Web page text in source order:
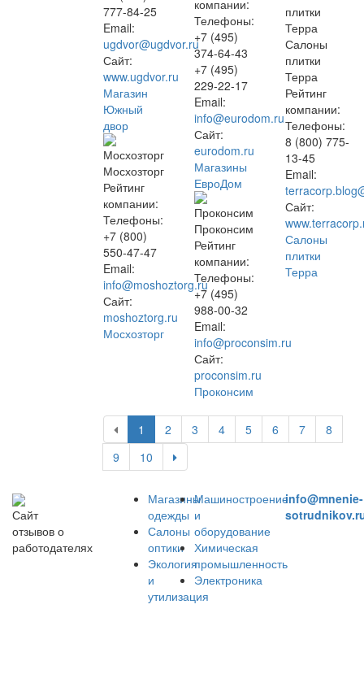
777-84-25
Email:
ugdvor@ugdvor.ru
Сайт:
www.ugdvor.ru
Магазин
Южный
двор
Мосхозторг
Рейтинг
компании:
Телефоны:
+7 (800)
550-47-47
Email:
info@moshoztorg.ru
Сайт:
moshoztorg.ru
Мосхозторг
компании:
Телефоны:
+7 (495)
374-64-43
+7 (495)
229-22-17
Email:
info@eurodom.ru
Сайт:
eurodom.ru
Магазины
ЕвроДом
Проконсим
Рейтинг
компании:
Телефоны:
+7 (495)
988-00-32
Email:
info@proconsim.ru
Сайт:
proconsim.ru
Проконсим
Салоны
плитки
Терра
Рейтинг
компании:
Телефоны:
8 (800) 775-
13-45
Email:
Сайт:
Салоны
плитки
Терра
1 2 3 4 5 6 7
8
9
10
Сайт
отзывов о
работодателях
Магазины
одежды
Салоны
оптики
Экология
и
утилизация
Машиностроение
и
оборудование
Химическая
промышленность
Электроника
info@mnenie-